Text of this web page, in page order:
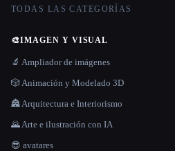
TODAS LAS CATEGORÍAS
🎨IMAGEN Y VISUAL
🔬 Ampliador de imágenes
🎲 Animación y Modelado 3D
🏯 Arquitectura e Interiorismo
🌄 Arte e ilustración con IA
😎 avatares